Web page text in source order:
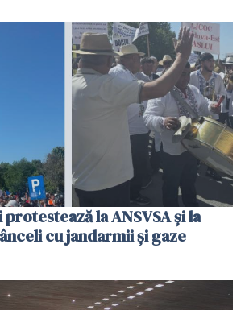
la ANSVSA și la
cu jandarmii și gaze